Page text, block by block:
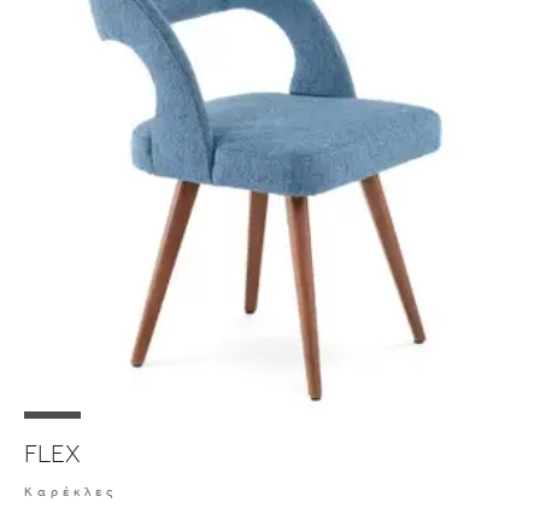
FLEX
Καρέκλες